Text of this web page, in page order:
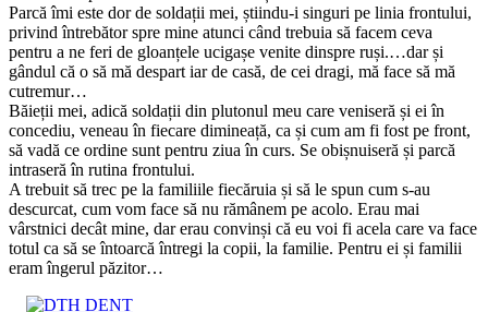
Parcă îmi este dor de soldații mei, știindu-i singuri pe linia frontului,
privind întrebător spre mine atunci când trebuia să facem ceva
pentru a ne feri de gloanțele ucigașe venite dinspre ruși.…dar și
gândul că o să mă despart iar de casă, de cei dragi, mă face să mă
cutremur…
Băieții mei, adică soldații din plutonul meu care veniseră și ei în
concediu, veneau în fiecare dimineață, ca și cum am fi fost pe front,
să vadă ce ordine sunt pentru ziua în curs. Se obișnuiseră și parcă
intraseră în rutina frontului.
A trebuit să trec pe la familiile fiecăruia și să le spun cum s-au
descurcat, cum vom face să nu rămânem pe acolo. Erau mai
vârstnici decât mine, dar erau convinși că eu voi fi acela care va face
totul ca să se întoarcă întregi la copii, la familie. Pentru ei și familii
eram îngerul păzitor…